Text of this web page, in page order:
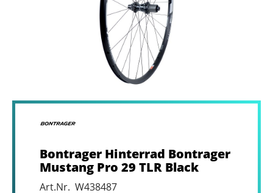
Bontrager Hinterrad Bontrager
Mustang Pro 29 TLR Black
Art.Nr. W438487